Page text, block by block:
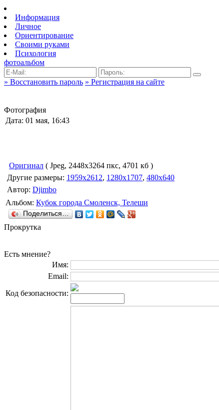
Информация
Личное
Ориентирование
Своими руками
Психология
фотоальбом
» Восстановить пароль » Регистрация на сайте
Фотография
Дата: 01 мая, 16:43
Оригинал ( Jpeg, 2448x3264 пкс, 4701 кб )
Другие размеры: 1959x2612, 1280x1707, 480x640
Автор: Djimbo
Альбом: Кубок города Смоленск, Телеши
Поделиться…
Прокрутка
Есть мнение?
Имя:
Email:
Код безопасности: